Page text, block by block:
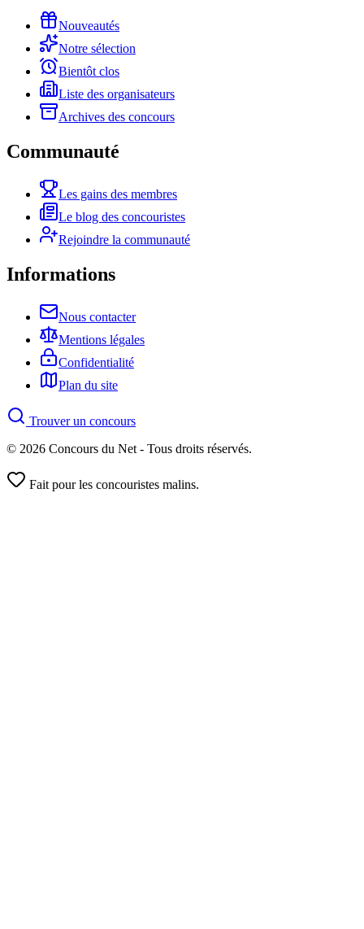
Nouveautés
Notre sélection
Bientôt clos
Liste des organisateurs
Archives des concours
Communauté
Les gains des membres
Le blog des concouristes
Rejoindre la communauté
Informations
Nous contacter
Mentions légales
Confidentialité
Plan du site
Trouver un concours
© 2026 Concours du Net - Tous droits réservés.
Fait pour les concouristes malins.